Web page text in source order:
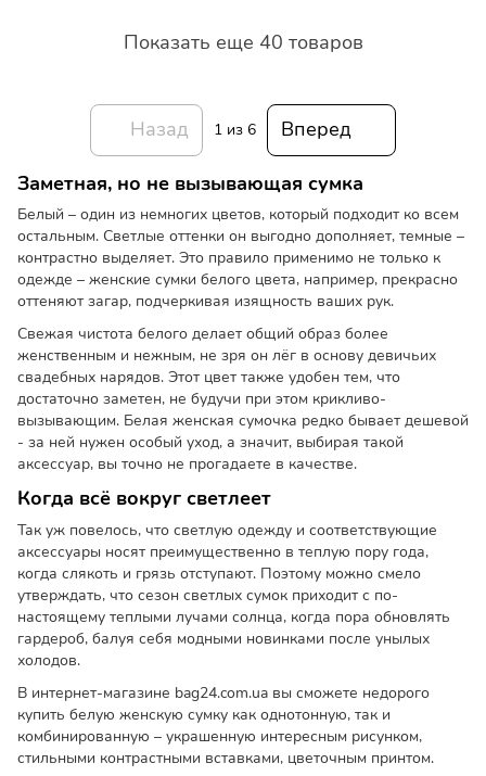
Показать еще 40 товаров
Назад 1 из 6 Вперед
Заметная, но не вызывающая сумка
Белый – один из немногих цветов, который подходит ко всем
остальным. Светлые оттенки он выгодно дополняет, темные –
контрастно выделяет. Это правило применимо не только к
одежде – женские сумки белого цвета, например, прекрасно
оттеняют загар, подчеркивая изящность ваших рук.
Свежая чистота белого делает общий образ более
женственным и нежным, не зря он лёг в основу девичьих
свадебных нарядов. Этот цвет также удобен тем, что
достаточно заметен, не будучи при этом крикливо-
вызывающим. Белая женская сумочка редко бывает дешевой
- за ней нужен особый уход, а значит, выбирая такой
аксессуар, вы точно не прогадаете в качестве.
Когда всё вокруг светлеет
Так уж повелось, что светлую одежду и соответствующие
аксессуары носят преимущественно в теплую пору года,
когда слякоть и грязь отступают. Поэтому можно смело
утверждать, что сезон светлых сумок приходит с по-
настоящему теплыми лучами солнца, когда пора обновлять
гардероб, балуя себя модными новинками после унылых
холодов.
В интернет-магазине bag24.com.ua вы сможете недорого
купить белую женскую сумку как однотонную, так и
комбинированную – украшенную интересным рисунком,
стильными контрастными вставками, цветочным принтом.